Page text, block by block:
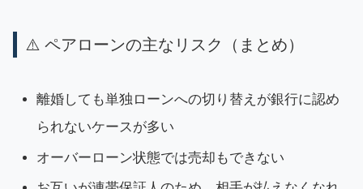
⚠️ ペアローンの主なリスク（まとめ）
離婚しても単独ローンへの切り替えが銀行に認め
られないケースが多い
オーバーローン状態では売却もできない